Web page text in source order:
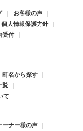
お客様の声
個人情報保護方針
受付
町名から探す
覧
て
ーナー様の声